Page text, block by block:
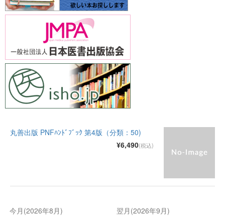
丸善出版 PNFﾊﾝﾄﾞﾌﾞｯｸ 第4版（分類：50)
¥6,490(税込)
今月(2026年8月)
翌月(2026年9月)